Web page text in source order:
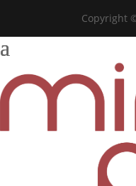
Copyright